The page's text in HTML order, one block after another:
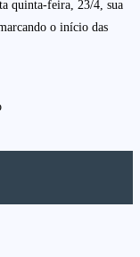
quinta-feira, 23/4, sua
o início das